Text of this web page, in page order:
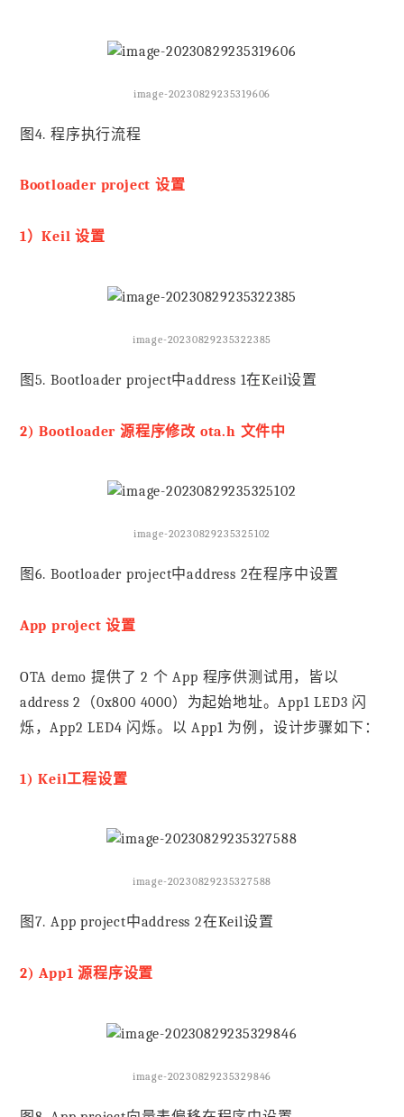
image-20230829235319606
图4. 程序执行流程
Bootloader project 设置
1）Keil 设置
image-20230829235322385
图5. Bootloader project中address 1在Keil设置
2) Bootloader 源程序修改 ota.h 文件中
image-20230829235325102
图6. Bootloader project中address 2在程序中设置
App project 设置
OTA demo 提供了 2 个 App 程序供测试用，皆以
address 2（0x800 4000）为起始地址。App1 LED3 闪
烁，App2 LED4 闪烁。以 App1 为例，设计步骤如下：
1) Keil工程设置
image-20230829235327588
图7. App project中address 2在Keil设置
2) App1 源程序设置
image-20230829235329846